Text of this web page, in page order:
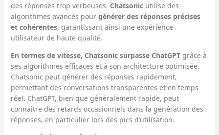
des réponses trop verbeuses. Chatsonicutilise des
algorithmes avancés pour générer des réponses précises
et cohérentes, garantissant ainsi une expérience
utilisateur de haute qualité.
En termes de vitesse, Chatsonic surpasse ChatGPTgrâce à
ses algorithmes efficaces et à son architecture optimisée.
Chatsonic peut générer des réponses rapidement,
permettant des conversations transparentes et en temps
réel. ChatGPT, bien que généralement rapide, peut
connaître des retards occasionnels dans la génération des
réponses, en particulier lors des pics d’utilisation.